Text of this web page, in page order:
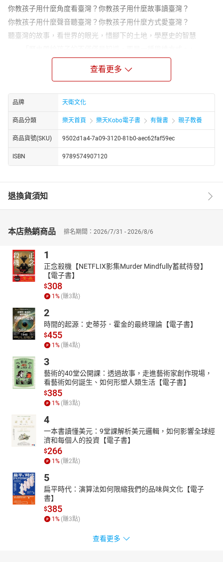
你教孩子用什麼角度看臺灣？你教孩子用什麼故事讀臺灣？
你教孩子用什麼聲音聽臺灣？你教孩子用什麼方式愛臺灣？
聽臺灣的故事，看世界的眼光，惜腳下的土地，學歷史的智慧
本套書以淺顯易懂的圖文介紹，搭配翔實的史料，帶領孩子走
進歷史舞台，從梅花鹿遍佈的遠古臺灣，到政經繁榮的新世紀，看
這些牽動著時代的人、事、物，如何說演臺灣的故事，同時拓展著
後人的路……。
（1920〜1947）
一改武力抗爭，林獻堂和蔣渭水如何把臺灣推上自治運動之路？
畫家陳澄波與雕塑家黃土水又是怎麼運用藝術的力量表現臺灣精
且隨著鄧雨賢的〈雨夜花〉，走進臺灣的美麗與哀愁……。
【本書關鍵字】
【本書資料】
有聲書
適讀年齡：4～6歲親子共讀；7歲以上自己聆聽
【本書特色】
1****小故事，大道理
遍及生態、藝術、宗教、教育、產業、自治運動、交通建設等各個
層面，說演小故事大道理。
2****親子討論促思考
由閱讀過去，思考現在，創造未來。
3****從臺灣連結世界
特別企畫｢註釋｣，深入淺出地解說臺灣史小知識；｢歷史年代
表｣，除了臺灣史年代表外，也對應中國大陸及世界的歷史事件，為
孩子提供全方位的學習。
4****延伸學習樂無窮
每冊書後特別設計「知識補給站」單元，利用互動遊戲如連連
看、走迷宮、心智圖、5W1H、曼陀羅思考法等，訓練孩子認知理
解、分析評估、解決問題等能力，是家長與教師最佳的補充教材，
以及12年國教新課綱最佳延伸學習！
「知識補給站」設計者
葛琦霞／悅讀學堂執行長
邱怜惠／臺北市博愛國小教師
張碧珊／臺北市關渡國小教師
查看更多
品牌 天衛文化
商品分類 樂天首頁 樂天Kobo電子書 有聲書 親子教養
商品貨號(SKU) 9502d1a4-7a09-3120-81b0-aec62faf59ec
ISBN 9789574907120
退換貨須知
本店熱銷商品 排名期間：2026/7/31 - 2026/8/6
1
正念殺機【NETFLIX影集Murder Mindfully蓄弒待發】
【電子書】
$308
1 % (賺3點)
2
時間的起源：史蒂芬．霍金的最終理論【電子書】
$455
1 % (賺4點)
3
藝術的40堂公開課：透過故事，走進藝術家創作現場，
看藝術如何誕生、如何形塑人類生活【電子書】
$385
1 % (賺3點)
4
一本書讀懂美元：9堂課解析美元邏輯，如何影響全球經
濟和每個人的投資【電子書】
$266
1 % (賺2點)
5
扁平時代：演算法如何限縮我們的品味與文化【電子
書】
$385
1 % (賺3點)
查看更多